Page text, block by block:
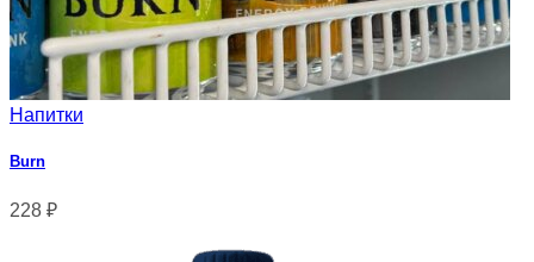
Напитки
Burn
228 ₽